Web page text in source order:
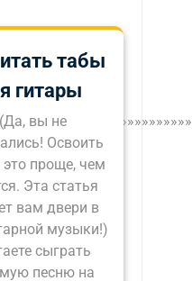
табы
гитары
вы не
Освоить
проще, чем
Эта статья
вам двери в
музыки!)
сыграть
песню на